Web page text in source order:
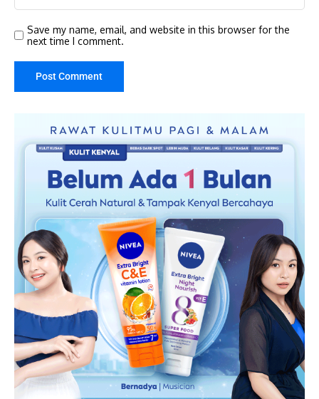
Save my name, email, and website in this browser for the
next time I comment.